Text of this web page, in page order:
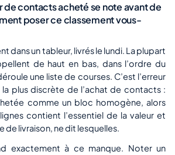
de contacts acheté se note avant de
poser ce classement vous-
dans un tableur, livrés le lundi. La plupart
de haut en bas, dans l’ordre du
une liste de courses. C’est l’erreur
plus discrète de l’achat de contacts :
comme un bloc homogène, alors
contient l’essentiel de la valeur et
de livraison, ne dit lesquelles.
exactement à ce manque. Noter un